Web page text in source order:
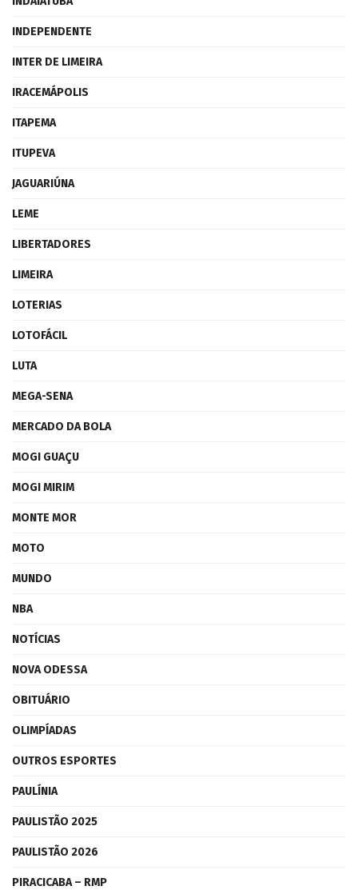
INDEPENDENTE
INTER DE LIMEIRA
IRACEMÁPOLIS
ITAPEMA
ITUPEVA
JAGUARIÚNA
LEME
LIBERTADORES
LIMEIRA
LOTERIAS
LOTOFÁCIL
LUTA
MEGA-SENA
MERCADO DA BOLA
MOGI GUAÇU
MOGI MIRIM
MONTE MOR
MOTO
MUNDO
NBA
NOTÍCIAS
NOVA ODESSA
OBITUÁRIO
OLIMPÍADAS
OUTROS ESPORTES
PAULÍNIA
PAULISTÃO 2025
PAULISTÃO 2026
PIRACICABA – RMP